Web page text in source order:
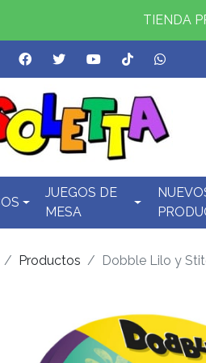
TIENDA
JUEGOS DE
MESA
Productos Dobble Lilo y